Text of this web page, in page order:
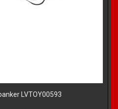
LVTOY00593